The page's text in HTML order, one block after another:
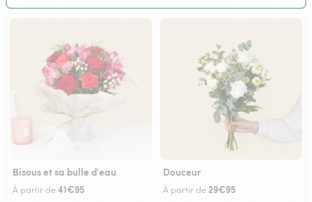
Bisous et sa bulle d'eau
À partir de41€95
Douceur
À partir de 29€95